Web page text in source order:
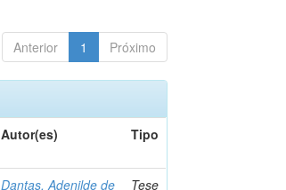
Anterior 1 Próximo
Autor(es) Tipo
Dantas, Adenilde de Tese